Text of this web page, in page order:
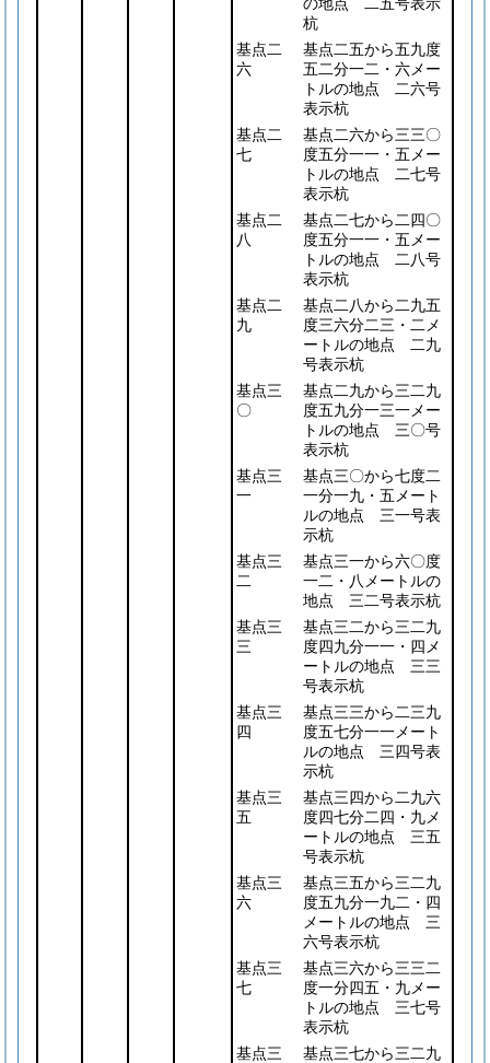
杭
基点二
六
基点二五から五九度
五二分一二・六メー
トルの地点 二六号
表示杭
基点二
七
基点二六から三三〇
度五分一一・五メー
トルの地点 二七号
表示杭
基点二
八
基点二七から二四〇
度五分一一・五メー
トルの地点 二八号
表示杭
基点二
九
基点二八から二九五
度三六分二三・二メ
ートルの地点 二九
号表示杭
基点三
〇
基点二九から三二九
度五九分一三一メー
トルの地点 三〇号
表示杭
基点三
一
基点三〇から七度二
一分一九・五メート
ルの地点 三一号表
示杭
基点三
二
基点三一から六〇度
一二・八メートルの
地点 三二号表示杭
基点三
三
基点三二から三二九
度四九分一一・四メ
ートルの地点 三三
号表示杭
基点三
四
基点三三から二三九
度五七分一一メート
ルの地点 三四号表
示杭
基点三
五
基点三四から二九六
度四七分二四・九メ
ートルの地点 三五
号表示杭
基点三
六
基点三五から三二九
度五九分一九二・四
メートルの地点 三
六号表示杭
基点三
七
基点三六から三三二
度一分四五・九メー
トルの地点 三七号
表示杭
基点三
基点三七から三二九